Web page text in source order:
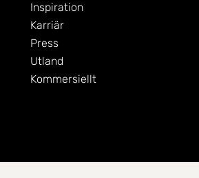
Inspiration
Karriär
Press
Utland
Kommersiellt